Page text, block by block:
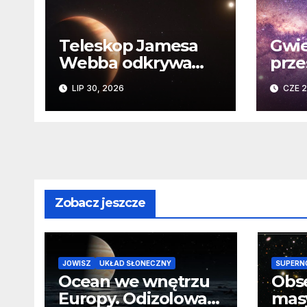
Teleskop Jamesa
Webba odkrywa
„drugie życie”
planety krążącej
wokół martwej
LIP 30, 2026
na
CZE
Zobacz jeszcze
JOWISZ UKŁAD SŁONECZNY
Ocean we wnętrzu
Europy. Odizolowani